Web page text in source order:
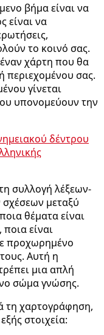
βήμα είναι να
είναι να
το κοινό σας.
χάρτη που θα
περιεχομένου σας.
γίνεται
υπονομεύουν την
δέντρου
συλλογή λέξεων-
μεταξύ
θέματα είναι
είναι
προχωρημένο
Αυτή η
μια απλή
σώμα γνώσης.
τη χαρτογράφηση,
στοιχεία: